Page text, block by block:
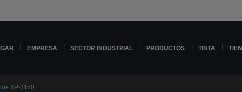
EMPRESA SECTOR INDUSTRIAL PRODUCTOS TINTA
XP-3150